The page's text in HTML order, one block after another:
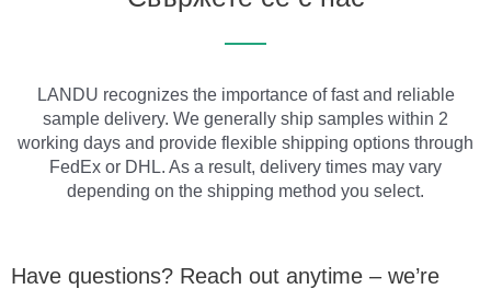
LANDU recognizes the importance of fast and reliable
sample delivery. We generally ship samples within 2
working days and provide flexible shipping options through
FedEx or DHL. As a result, delivery times may vary
depending on the shipping method you select.
Have questions? Reach out anytime – we’re